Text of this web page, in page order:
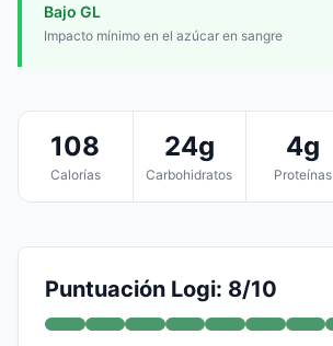
Bajo GL
Impacto mínimo en el azúcar en sangre
108
Calorías
24g
Carbohidratos
4g
Proteínas
Puntuación Logi: 8/10